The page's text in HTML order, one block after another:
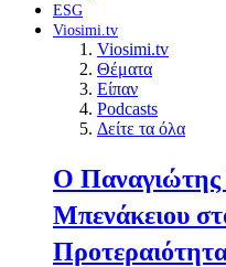
ESG
Viosimi.tv
Viosimi.tv
Θέματα
Είπαν
Podcasts
Δείτε τα όλα
Ο
Μπενάκειου